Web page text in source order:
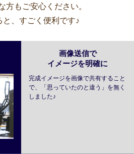
方もご安心ください。
と、すごく便利です♪
画像送信で
イメージを明確に
完成イメージを画像で共有すること
で、「思っていたのと違う」を無く
しました♪